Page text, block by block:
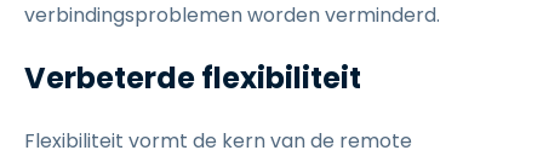
verbindingsproblemen worden verminderd.
Verbeterde flexibiliteit
Flexibiliteit vormt de kern van de remote